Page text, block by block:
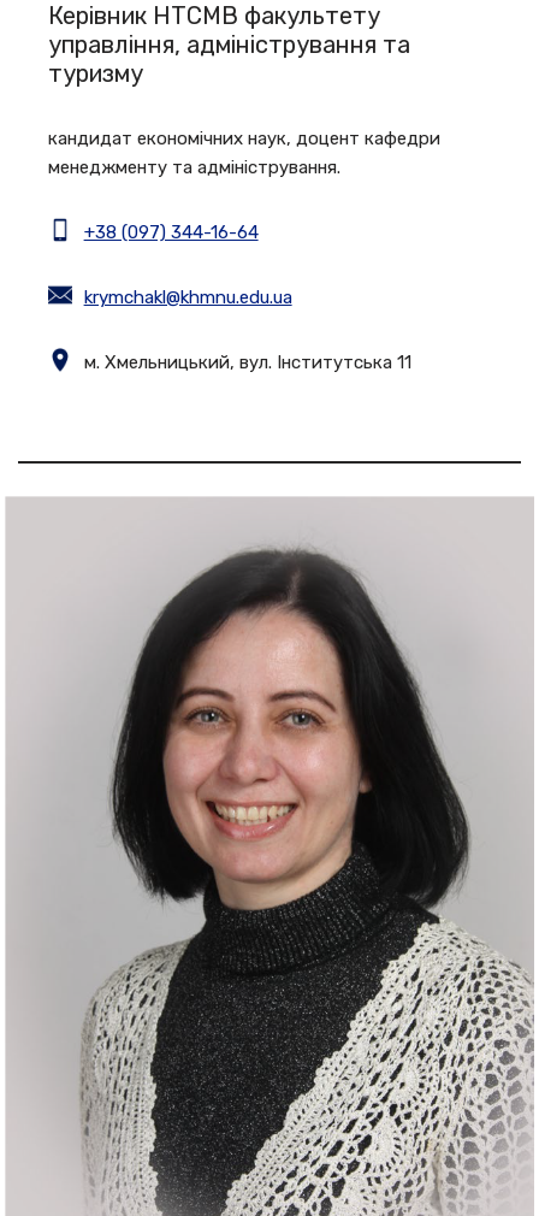
Керівник НТСМВ факультету
управління, адміністрування та
туризму
кандидат економічних наук, доцент кафедри
менеджменту та адміністрування.
+38 (097) 344-16-64
krymchakl@khmnu.edu.ua
м. Хмельницький, вул. Інститутська 11